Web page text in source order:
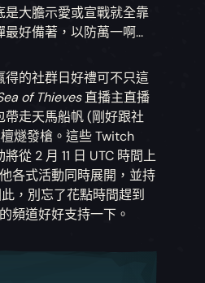
是大膽示愛或宣戰就全靠
好備著，以防萬一啊...
得的社群日好禮可不只這
of Thieves直播主直播
帶走天馬船帆 (剛好跟社
燧發槍。這些 Twitch
從 2 月 11 日 UTC 時間上
各式活動同時展開，並持
，別忘了花點時間趕到
頻道好好支持一下。